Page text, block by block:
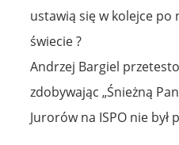
ustawią się w kolejce po
świecie ?
Andrzej Bargiel
zdobywając „Śnieżną
Jurorów na ISPO nie był